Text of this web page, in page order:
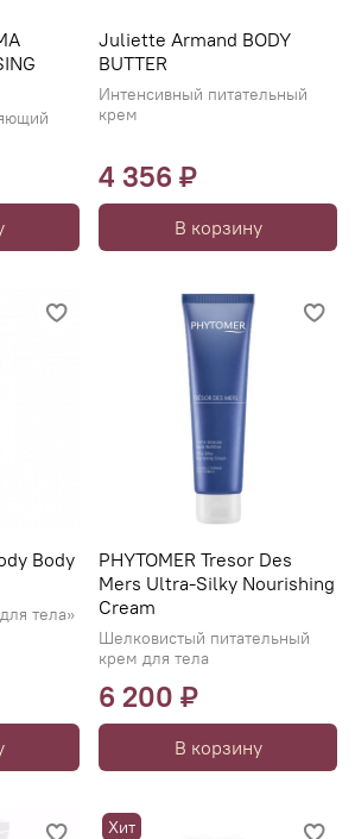
Juliette Armand BODY
BUTTER
Интенсивный питательный
крем
4 356 ₽
В корзину
Body
тела»
PHYTOMER Tresor Des
Mers Ultra-Silky Nourishing
Cream
Шелковистый питательный
крем для тела
6 200 ₽
В корзину
Хит